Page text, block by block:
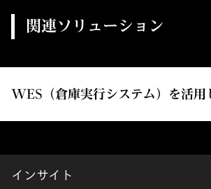
関連ソリューション
WES（倉庫実行システム）を活
インサイト